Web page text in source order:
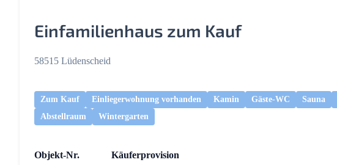
Einfamilienhaus zum Kauf
58515 Lüdenscheid
Zum Kauf Einliegerwohnung vorhanden Kamin Gäste-WC Sauna
Abstellraum
Wintergarten
Objekt-Nr.
Käuferprovision